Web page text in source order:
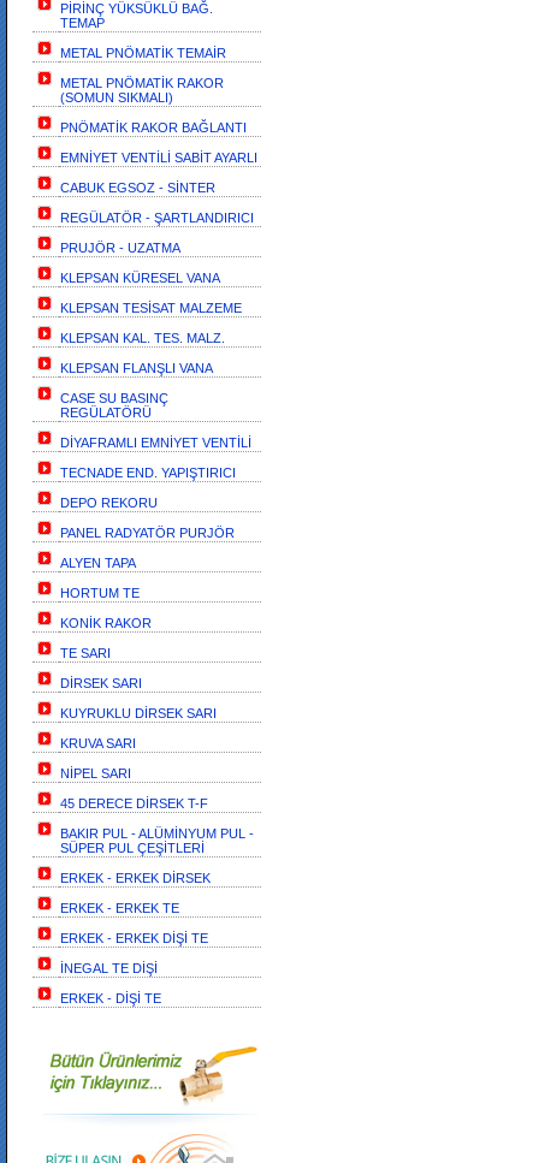
PİRİNÇ YÜKSÜKLÜ BAĞ.
TEMAP
METAL PNÖMATİK TEMAİR
METAL PNÖMATİK RAKOR
(SOMUN SIKMALI)
PNÖMATİK RAKOR BAĞLANTI
EMNİYET VENTİLİ SABİT AYARLI
CABUK EGSOZ - SİNTER
REGÜLATÖR - ŞARTLANDIRICI
PRUJÖR - UZATMA
KLEPSAN KÜRESEL VANA
KLEPSAN TESİSAT MALZEME
KLEPSAN KAL. TES. MALZ.
KLEPSAN FLANŞLI VANA
CASE SU BASINÇ
REGÜLATÖRÜ
DİYAFRAMLI EMNİYET VENTİLİ
TECNADE END. YAPIŞTIRICI
DEPO REKORU
PANEL RADYATÖR PURJÖR
ALYEN TAPA
HORTUM TE
KONİK RAKOR
TE SARI
DİRSEK SARI
KUYRUKLU DİRSEK SARI
KRUVA SARI
NİPEL SARI
45 DERECE DİRSEK T-F
BAKIR PUL - ALÜMİNYUM PUL -
SÜPER PUL ÇEŞİTLERİ
ERKEK - ERKEK DİRSEK
ERKEK - ERKEK TE
ERKEK - ERKEK DİŞİ TE
İNEGAL TE DİŞİ
ERKEK - DİŞİ TE